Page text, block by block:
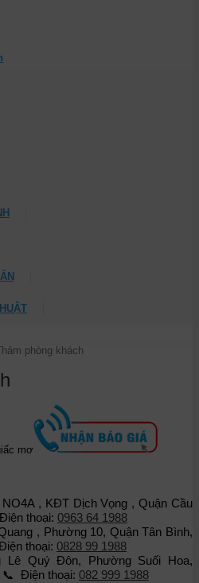
phòng khách
mơ
, KĐT Dịch Vọng , Quận Cầu
thoại: 0963 64 1988
, Phường 10, Quận Tân Bình,
thoại: 0828 99 1988
Lê Quý Đôn, Phường Suối Hoa,
Điện thoại: 082 999 1988